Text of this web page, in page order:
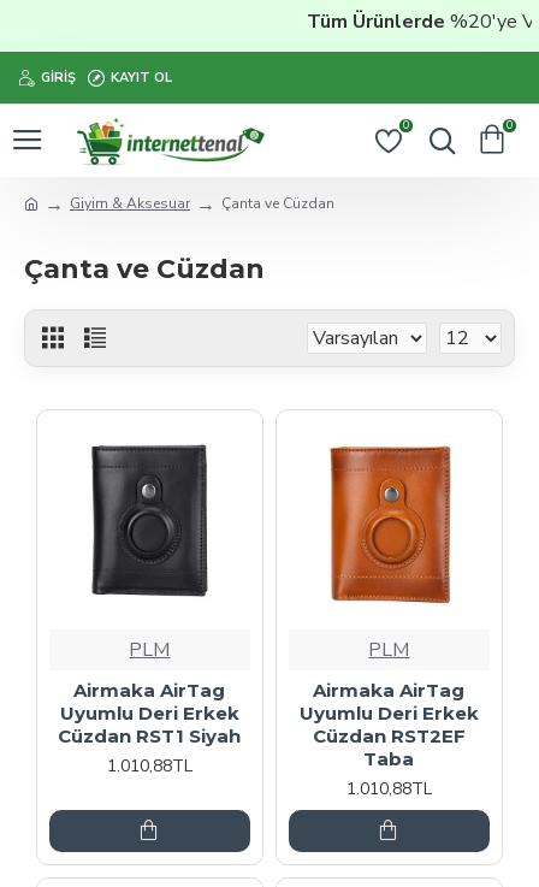
Tüm Ürünlerde%20'ye Varan
GIRIŞ KAYIT OL
0 0
Giyim & Aksesuar Çanta ve Cüzdan
Çanta ve Cüzdan
PLM
Airmaka AirTag
Uyumlu Deri Erkek
Cüzdan RST1 Siyah
1.010,88TL
PLM
Airmaka AirTag
Uyumlu Deri Erkek
Cüzdan RST2EF
Taba
1.010,88TL